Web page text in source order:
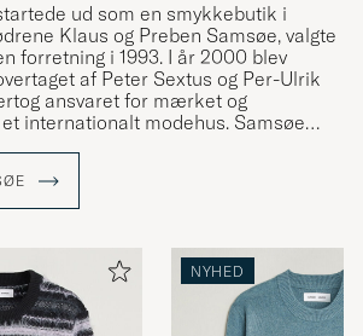
ud som en smykkebutik i
Klaus og Preben Samsøe, valgte
forretning i 1993. I år 2000 blev
af Peter Sextus og Per-Ulrik
ansvaret for mærket og
internationalt modehus. Samsøe
kollektioner, som både
tilbehør.
NYHED